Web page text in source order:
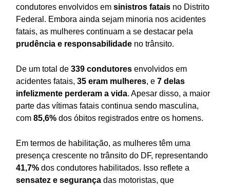
condutores envolvidos em sinistros fatais no Distrito
Federal. Embora ainda sejam minoria nos acidentes
fatais, as mulheres continuam a se destacar pela
prudência e responsabilidade no trânsito.
De um total de 339 condutores envolvidos em
acidentes fatais, 35 eram mulheres, e 7 delas
infelizmente perderam a vida. Apesar disso, a maior
parte das vítimas fatais continua sendo masculina,
com 85,6% dos óbitos registrados entre os homens.
Em termos de habilitação, as mulheres têm uma
presença crescente no trânsito do DF, representando
41,7% dos condutores habilitados. Isso reflete a
sensatez e segurança das motoristas, que